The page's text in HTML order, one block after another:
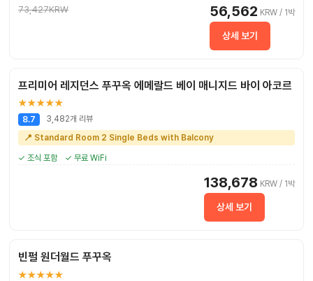
73,427KRW 56,562 KRW / 1박
상세 보기
프리미어 레지던스 푸꾸옥 에메랄드 베이 매니지드 바이 아코르
★★★★★
8.7
3,482개 리뷰
📍 Standard Room 2 Single Beds with Balcony
✓ 조식 포함 ✓ 무료 WiFi
138,678 KRW / 1박
상세 보기
빈펄 원더월드 푸꾸옥
★★★★★